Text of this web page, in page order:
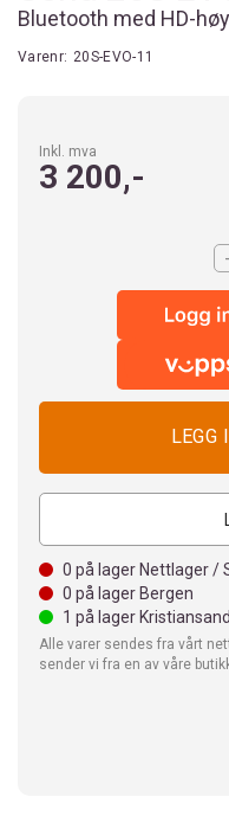
Bluetooth med HD-
Varenr: 20S-EVO-11
Inkl. mva
3 200,-
-
0 på lager Nettlager /
0 på lager Bergen
1 på lager Kristiansand
Alle varer sendes fra vårt
sender vi fra en av våre